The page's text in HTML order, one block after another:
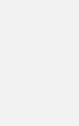
Trots
De
partij is